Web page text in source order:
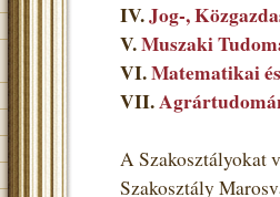
IV.Jog-,
V.Muszaki
VI.Matematikai
VII.
A Szakosztályokat
Szakosztály